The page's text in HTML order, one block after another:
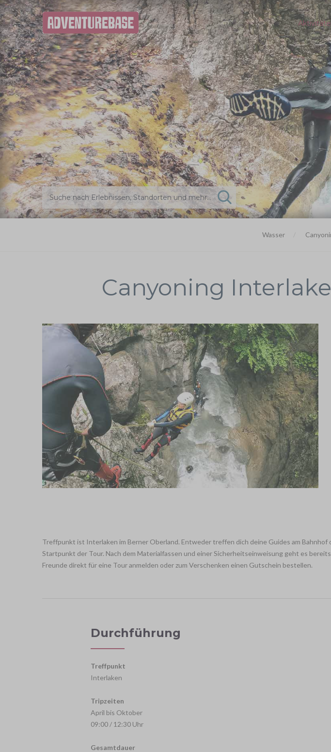
Suche nach Erlebnissen, Standorten und mehr...
Wasser
Canyoning
Treffpunkt ist Interlaken im Berner Oberland. Entweder treffen dich deine Guides am
Startpunkt der Tour. Nach dem Materialfassen und einer Sicherheitseinweisung geht es
Freunde direkt für eine Tour anmelden oder zum Verschenken einen Gutschein bestellen.
Durchführung
Treffpunkt
Interlaken
Tripzeiten
April bis Oktober
09:00 / 12:30 Uhr
Gesamtdauer